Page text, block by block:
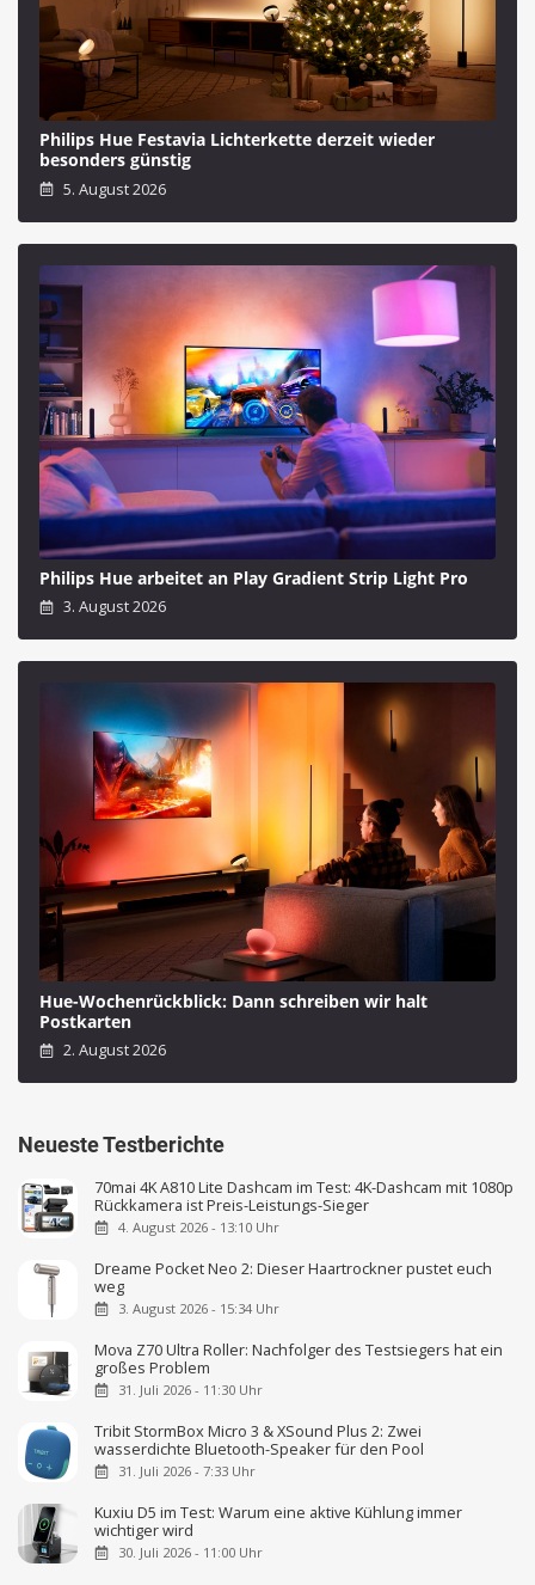
Philips Hue Festavia Lichterkette derzeit wieder
besonders günstig
5. August 2026
Philips Hue arbeitet an Play Gradient Strip Light Pro
3. August 2026
Hue-Wochenrückblick: Dann schreiben wir halt
Postkarten
2. August 2026
Neueste Testberichte
70mai 4K A810 Lite Dashcam im Test: 4K-Dashcam mit 1080p
Rückkamera ist Preis-Leistungs-Sieger
4. August 2026 - 13:10 Uhr
Dreame Pocket Neo 2: Dieser Haartrockner pustet euch
weg
3. August 2026 - 15:34 Uhr
Mova Z70 Ultra Roller: Nachfolger des Testsiegers hat ein
großes Problem
31. Juli 2026 - 11:30 Uhr
Tribit StormBox Micro 3 & XSound Plus 2: Zwei
wasserdichte Bluetooth-Speaker für den Pool
31. Juli 2026 - 7:33 Uhr
Kuxiu D5 im Test: Warum eine aktive Kühlung immer
wichtiger wird
30. Juli 2026 - 11:00 Uhr